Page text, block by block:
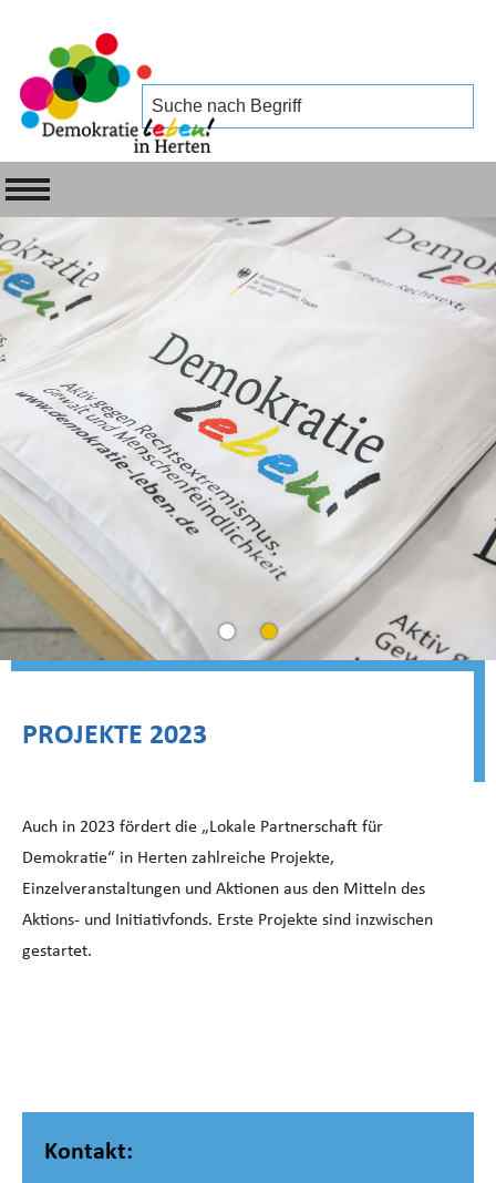
PROJEKTE 2023
Auch in 2023 fördert die „Lokale Partnerschaft für
Demokratie“ in Herten zahlreiche Projekte,
Einzelveranstaltungen und Aktionen aus den Mitteln des
Aktions- und Initiativfonds. Erste Projekte sind inzwischen
gestartet.
Kontakt: